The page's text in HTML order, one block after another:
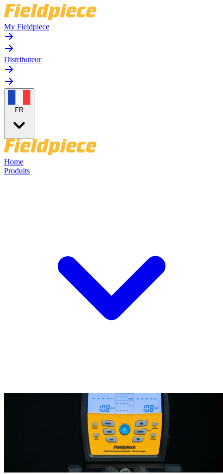
My Fieldpiece
Distributeur
FR
Home
Produits